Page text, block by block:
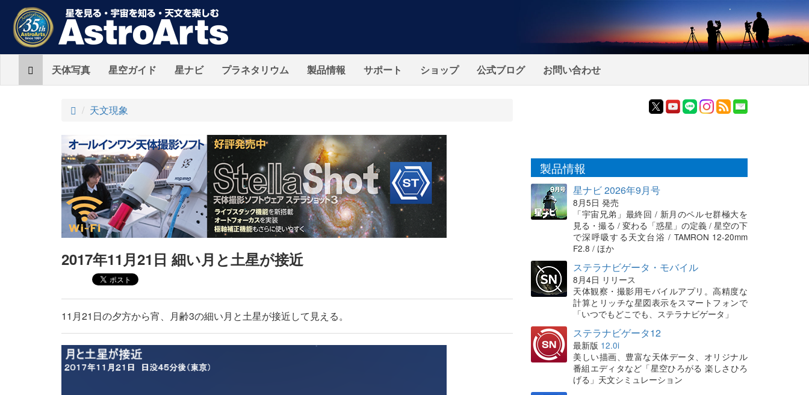
Home天体写真 星空ガイド 星ナビ プラネタリウム 製品情報 サポート ショップ 公式ブログ お問い合わせ
ト 天文現象
2017年11月21日 細い月と土星が接近
11月21日の夕方から宵、月齢3の細い月と土星が接近して見える。
製品情報
星ナビ 2026年9月号
8月5日 発売
「宇宙兄弟」最終回 / 新月のペルセ群極大を
見る・撮る / 変わる「惑星」の定義 / 星空の下
で深呼吸する天文台浴 / TAMRON 12-20mm
F2.8 / ほか
ステラナビゲータ・モバイル
8月4日 リリース
天体観察・撮影用モバイルアプリ。高精度な
計算とリッチな星図表示をスマートフォンで
「いつでもどこでも、ステラナビゲータ」
ステラナビゲータ12
最新版 12.0i
美しい描画、豊富な天体データ、オリジナル
番組エディタなど「星空ひろがる 楽しさひろ
げる」天文シミュレーション